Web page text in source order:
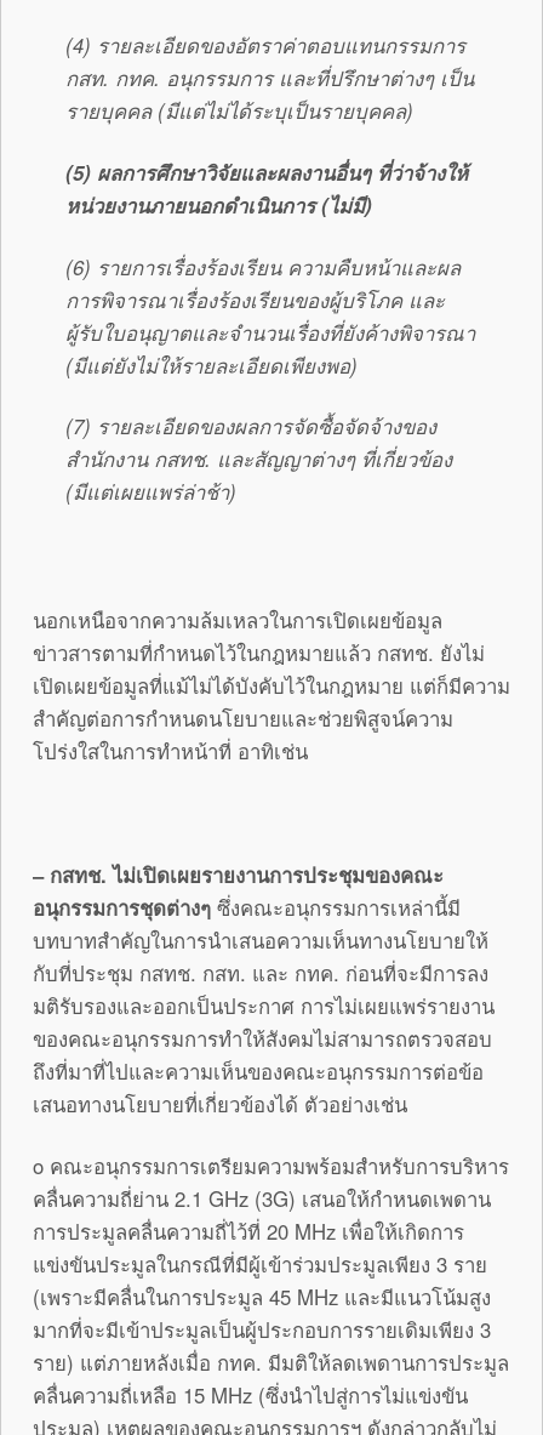
(4) รายละเอียดของอัตราค่าตอบแทนกรรมการ
กสท. กทค. อนุกรรมการ และที่ปรึกษาต่างๆ เป็น
รายบุคคล (มีแต่ไม่ได้ระบุเป็นรายบุคคล)
(5) ผลการศึกษาวิจัยและผลงานอื่นๆ ที่ว่าจ้างให้
หน่วยงานภายนอกดำเนินการ (ไม่มี)
(6) รายการเรื่องร้องเรียน ความคืบหน้าและผล
การพิจารณาเรื่องร้องเรียนของผู้บริโภค และ
ผู้รับใบอนุญาตและจำนวนเรื่องที่ยังค้างพิจารณา
(มีแต่ยังไม่ให้รายละเอียดเพียงพอ)
(7) รายละเอียดของผลการจัดซื้อจัดจ้างของ
สำนักงาน กสทช. และสัญญาต่างๆ ที่เกี่ยวข้อง
(มีแต่เผยแพร่ล่าช้า)
นอกเหนือจากความล้มเหลวในการเปิดเผยข้อมูล
ข่าวสารตามที่กำหนดไว้ในกฎหมายแล้ว กสทช. ยังไม่
เปิดเผยข้อมูลที่แม้ไม่ได้บังคับไว้ในกฎหมาย แต่ก็มีความ
สำคัญต่อการกำหนดนโยบายและช่วยพิสูจน์ความ
โปร่งใสในการทำหน้าที่ อาทิเช่น
– กสทช. ไม่เปิดเผยรายงานการประชุมของคณะ
อนุกรรมการชุดต่างๆ ซึ่งคณะอนุกรรมการเหล่านี้มี
บทบาทสำคัญในการนำเสนอความเห็นทางนโยบายให้
กับที่ประชุม กสทช. กสท. และ กทค. ก่อนที่จะมีการลง
มติรับรองและออกเป็นประกาศ การไม่เผยแพร่รายงาน
ของคณะอนุกรรมการทำให้สังคมไม่สามารถตรวจสอบ
ถึงที่มาที่ไปและความเห็นของคณะอนุกรรมการต่อข้อ
เสนอทางนโยบายที่เกี่ยวข้องได้ ตัวอย่างเช่น
o คณะอนุกรรมการเตรียมความพร้อมสำหรับการบริหาร
คลื่นความถี่ย่าน 2.1 GHz (3G) เสนอให้กำหนดเพดาน
การประมูลคลื่นความถี่ไว้ที่ 20 MHz เพื่อให้เกิดการ
แข่งขันประมูลในกรณีที่มีผู้เข้าร่วมประมูลเพียง 3 ราย
(เพราะมีคลื่นในการประมูล 45 MHz และมีแนวโน้มสูง
มากที่จะมีเข้าประมูลเป็นผู้ประกอบการรายเดิมเพียง 3
ราย) แต่ภายหลังเมื่อ กทค. มีมติให้ลดเพดานการประมูล
คลื่นความถี่เหลือ 15 MHz (ซึ่งนำไปสู่การไม่แข่งขัน
ประมูล) เหตุผลของคณะอนุกรรมการฯ ดังกล่าวกลับไม่